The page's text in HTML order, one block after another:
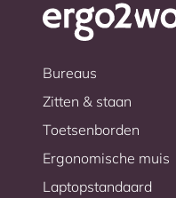
Bureaus
Zitten & staan
Toetsenborden
Ergonomische muis
Laptopstandaard